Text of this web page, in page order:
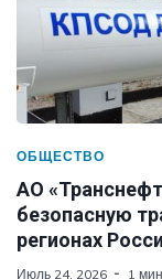
ОБЩЕСТВО
АО
безопасную
регионах
Июль 24, 2026 1